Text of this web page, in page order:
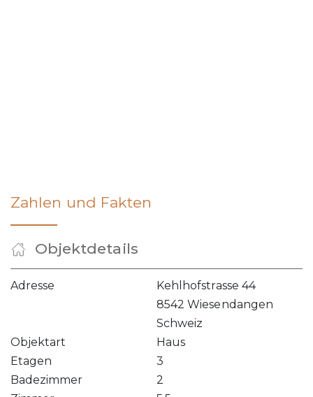
Zahlen und Fakten
Objektdetails
Adresse
Kehlhofstrasse 44
8542 Wiesendangen
Schweiz
Objektart
Haus
Etagen
3
Badezimmer
2